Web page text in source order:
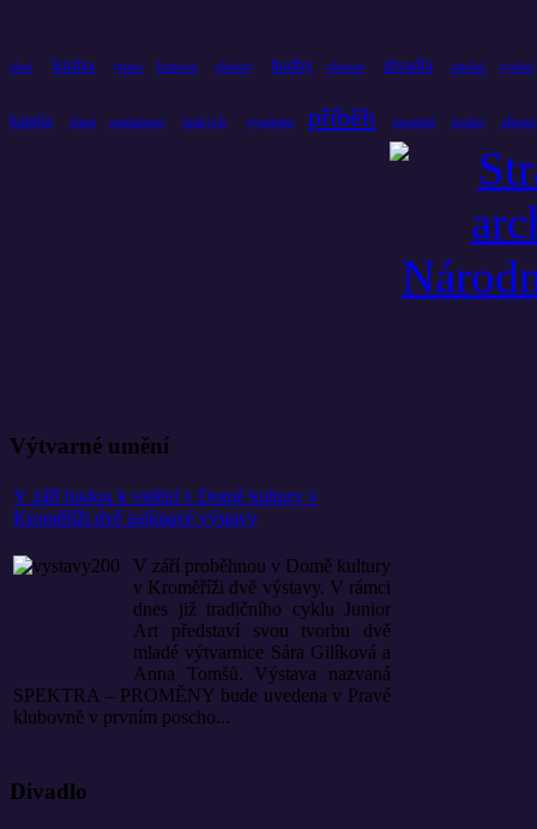
slaví kniha rytmu historie všechny hudby všechno divadla umění vydává
kapela čtení současnosti českých vyprávění příběh prostředí knihu album
Výtvarné umění
V září budou k vidění v Domě kultury v
Kroměříži dvě zajímavé výstavy
V září proběhnou v Domě kultury
v Kroměříži dvě výstavy. V rámci
dnes již tradičního cyklu Junior
Art představí svou tvorbu dvě
mladé výtvarnice Sára Gilíková a
Anna Tomšů. Výstava nazvaná
SPEKTRA – PROMĚNY bude uvedena v Pravé
klubovně v prvním poscho...
Divadlo